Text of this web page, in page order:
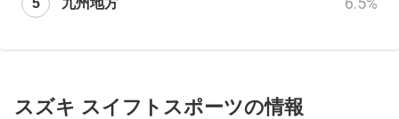
九州地方
スズキ スイフトスポーツの情報